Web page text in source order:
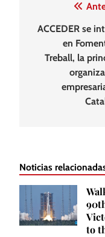
Navegación
de
entradas
ACCEDER se
en
Treball, la
Noticias
to